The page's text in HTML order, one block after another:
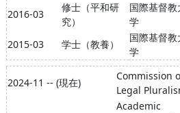
2016-03
修士（平和研
究）
国際基督教
学
2015-03
学士（教養）
国際基督教
学
2024-11 -- (現在)
Commission
Legal
Academic